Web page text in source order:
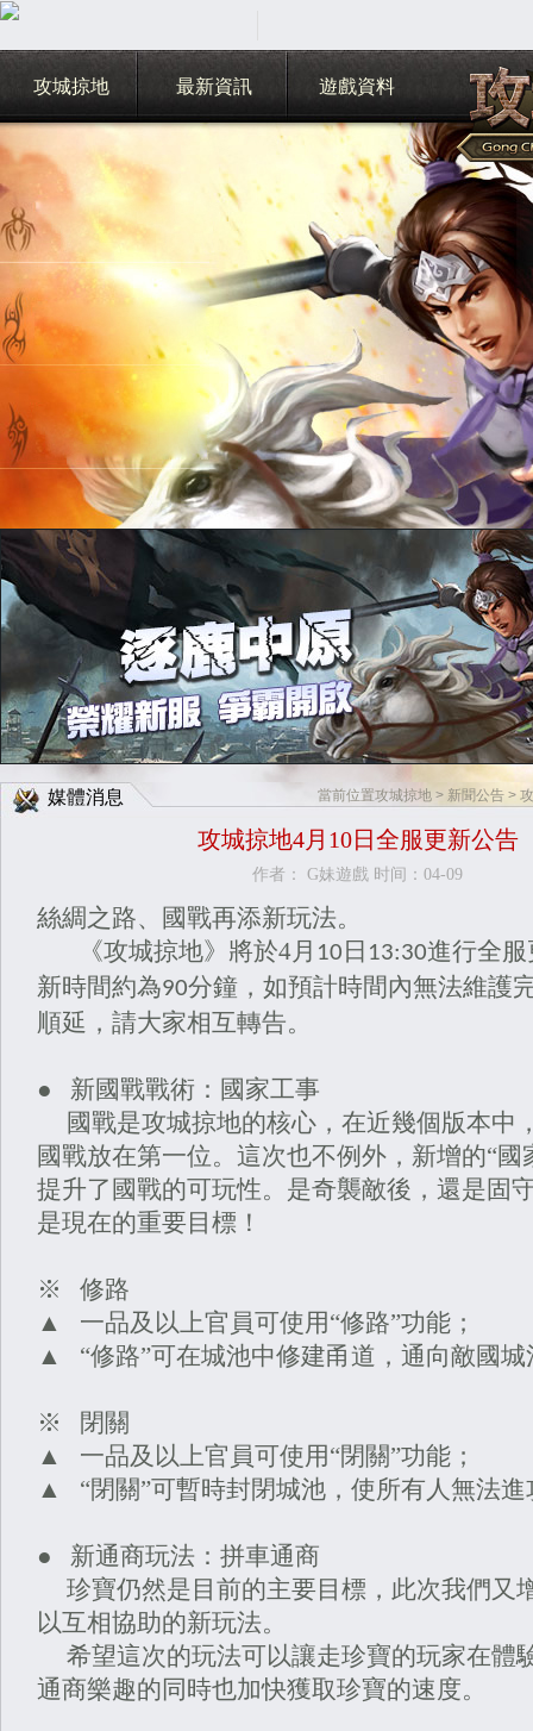
攻城掠地 最新資訊 遊戲資料
Facebook快速登入
Google快速登入
媒體消息 當前位置攻城掠地 > 新聞公告 >
攻城掠地4月10日全服更新公告
作者： G妹遊戲 时间：04-09
絲綢之路、國戰再添新玩法。
《攻城掠地》將於4月 10 日 13:30進行全
新時間約為90分鐘，如預計時間內無法維護
順延，請大家相互轉告。
● 新國戰戰術：國家工事
國戰是攻城掠地的核心，在近幾個版本中
國戰放在第一位。這次也不例外，新增的“國
提升了國戰的可玩性。是奇襲敵後，還是固
是現在的重要目標！
※ 修路
▲ 一品及以上官員可使用“修路”功能；
▲ “修路”可在城池中修建甬道，通向敵國城
※ 閉關
▲ 一品及以上官員可使用“閉關”功能；
▲ “閉關”可暫時封閉城池，使所有人無法進
● 新通商玩法：拼車通商
珍寶仍然是目前的主要目標，此次我們又
以互相協助的新玩法。
希望這次的玩法可以讓走珍寶的玩家在體
通商樂趣的同時也加快獲取珍寶的速度。